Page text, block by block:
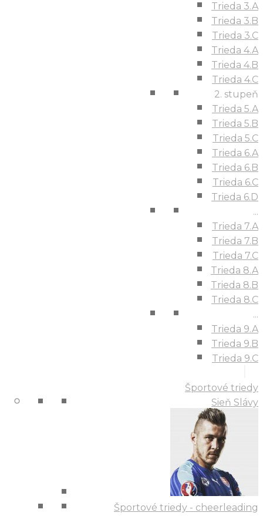
Trieda 3.A
Trieda 3.B
Trieda 3.C
Trieda 4.A
Trieda 4.B
Trieda 4.C
2. stupeň
Trieda 5.A
Trieda 5.B
Trieda 5.C
Trieda 6.A
Trieda 6.B
Trieda 6.C
Trieda 6.D
...
Trieda 7.A
Trieda 7.B
Trieda 7.C
Trieda 8.A
Trieda 8.B
Trieda 8.C
...
Trieda 9.A
Trieda 9.B
Trieda 9.C
Športové triedy
Sieň Slávy
Športové triedy - cheerleading